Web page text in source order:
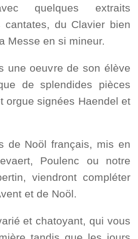
quelques extraits
cantates, du Clavier bien
Messe en si mineur.
une oeuvre de son élève
de splendides pièces
orgue signées Haendel et
de Noöl français, mis en
Poulenc ou notre
viendront compléter
et de Noöl.
et chatoyant, qui vous